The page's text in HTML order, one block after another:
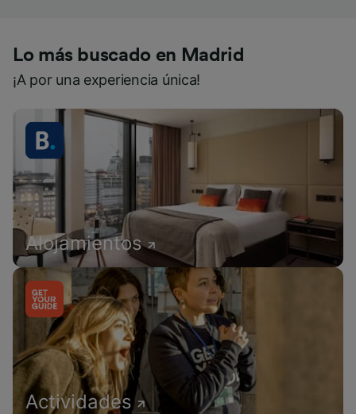
Lo más buscado en Madrid
¡A por una experiencia única!
Alojamientos
Actividades